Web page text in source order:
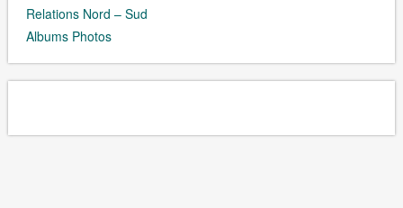
Relations Nord – Sud
Albums Photos